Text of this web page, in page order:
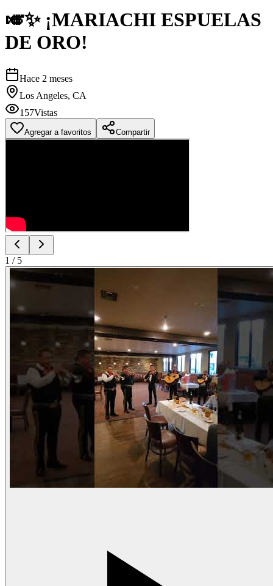
🎺✨ ¡MARIACHI ESPUELAS
DE ORO!
Hace 2 meses
Los Angeles, CA
157Vistas
Agregar a favoritos Compartir
1 / 5